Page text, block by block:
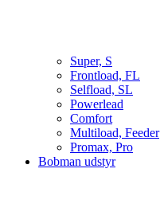
Super, S
Frontload, FL
Selfload, SL
Powerlead
Comfort
Multiload, Feeder
Promax, Pro
Bobman udstyr